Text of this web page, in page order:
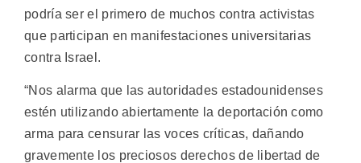
podría ser el primero de muchos contra activistas
que participan en manifestaciones universitarias
contra Israel.
“Nos alarma que las autoridades estadounidenses
estén utilizando abiertamente la deportación como
arma para censurar las voces críticas, dañando
gravemente los preciosos derechos de libertad de